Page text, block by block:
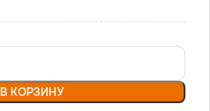
В КОРЗИНУ